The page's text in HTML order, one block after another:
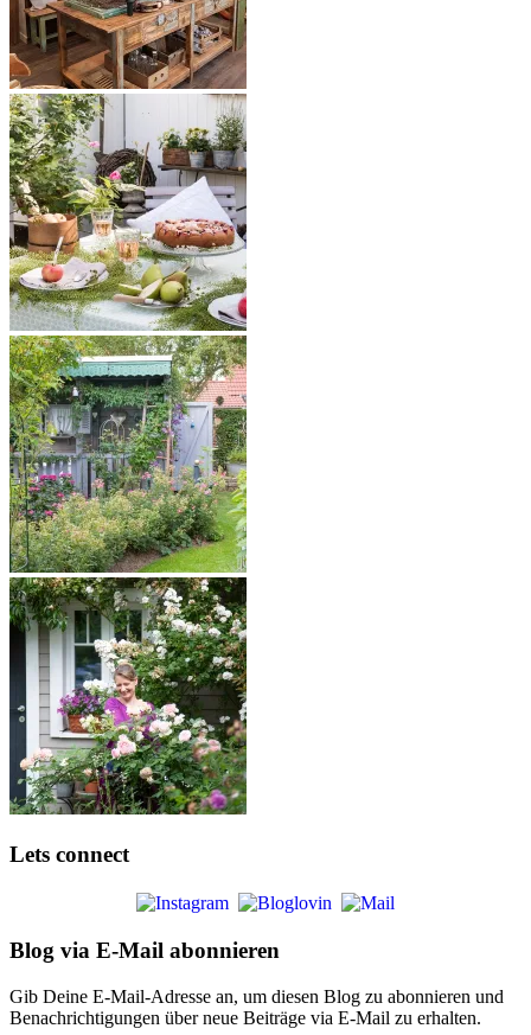
Lets connect
Blog via E-Mail abonnieren
Gib Deine E-Mail-Adresse an, um diesen Blog zu abonnieren und
Benachrichtigungen über neue Beiträge via E-Mail zu erhalten.